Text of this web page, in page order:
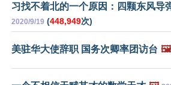
习找不着北的一个原因：四颗东风导
2020/9/19 (448,949次)
美驻华大使辞职 国务次卿率团访台 🖼️